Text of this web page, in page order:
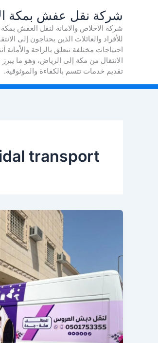
شركة نقل عفش بمكة
شركة الاخلاص والامانة لنقل العفش
للأفراد والعائلات الذين يحتاجون إلى
احتياجات مختلفة تتعلق بالراحة
الانتقال من مكة إلى الرياض، وهو ما
تقديم خدمات تتسم بالكفاءة والموثوقية.
transport